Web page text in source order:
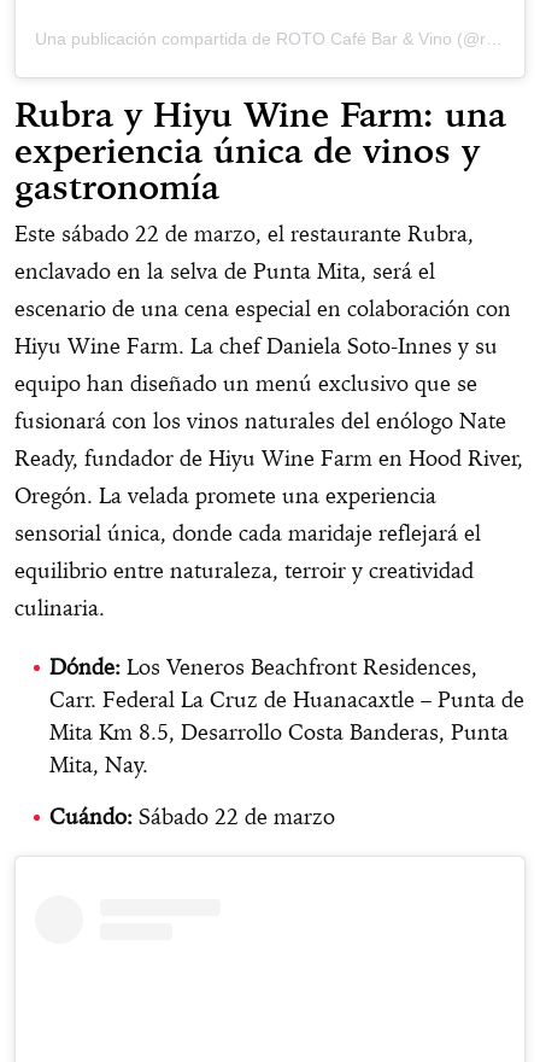
Rubra y Hiyu Wine Farm: una
experiencia única de vinos y
gastronomía
Este sábado 22 de marzo, el restaurante Rubra,
enclavado en la selva de Punta Mita, será el
escenario de una cena especial en colaboración con
Hiyu Wine Farm. La chef Daniela Soto-Innes y su
equipo han diseñado un menú exclusivo que se
fusionará con los vinos naturales del enólogo Nate
Ready, fundador de Hiyu Wine Farm en Hood River,
Oregón. La velada promete una experiencia
sensorial única, donde cada maridaje reflejará el
equilibrio entre naturaleza, terroir y creatividad
culinaria.
Dónde: Los Veneros Beachfront Residences,
Carr. Federal La Cruz de Huanacaxtle – Punta de
Mita Km 8.5, Desarrollo Costa Banderas, Punta
Mita, Nay.
Cuándo: Sábado 22 de marzo